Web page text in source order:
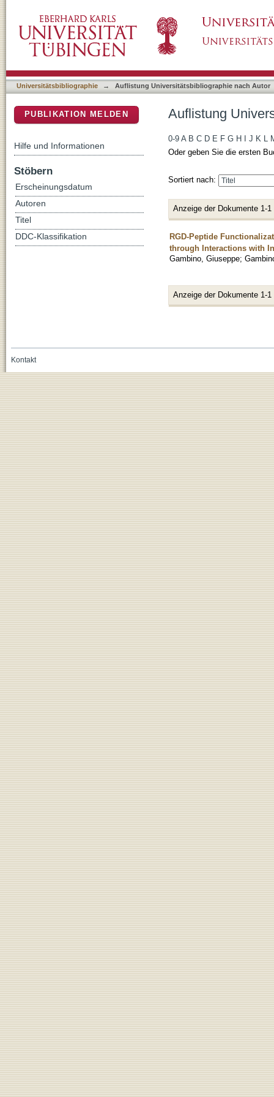
Universitätsbibliographie → Auflistung Universitätsbibliographie nach Autor
Auflistung
0-9 A B C D E F G H J K L
Oder geben Sie die ersten
Sortiert nach:
Anzeige der Dokumente 1-1
RGD-Peptide
through Interactions with
Gambino, Giuseppe;
Anzeige der Dokumente 1-1
PUBLIKATION MELDEN
Hilfe und Informationen
Stöbern
Erscheinungsdatum
Autoren
Titel
DDC-Klassifikation
Kontakt